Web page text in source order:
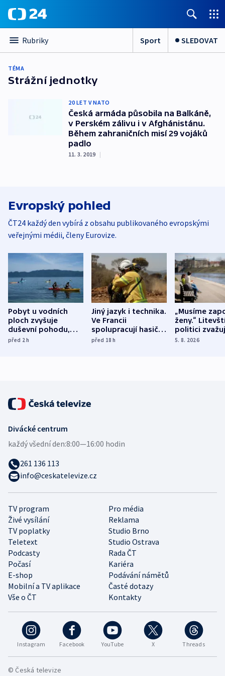
Rubriky Sport SLEDOVAT
TÉMA
Strážní jednotky
20 LET V NATO
Česká armáda působila na Balkáně,
v Perském zálivu i v Afghánistánu.
Během zahraničních misí 29 vojáků
padlo
11. 3. 2019 |
Evropský pohled
ČT24 každý den vybírá z obsahu publikovaného evropskými
veřejnými médii, členy Eurovize.
Pobyt u vodních
ploch zvyšuje
duševní pohodu,
ukázala
před 2h
Jiný jazyk i technika.
Ve Francii
spolupracují hasiči z
různých zemí
před 18h
„Musíme
ženy.“
politici
dohodu o
5. 8. 2026
Instagram Facebook YouTube X Threads
TV program
Pro média
Živé vysílání
Reklama
TV poplatky
Studio Brno
Teletext
Studio Ostrava
Podcasty
Rada ČT
Počasí
Kariéra
E-shop
Podávání námětů
Mobilní a TV aplikace
Časté dotazy
Vše o ČT
Kontakty
Divácké centrum
každý všední den:8:00—16:00 hodin
261 136 113
info@ceskatelevize.cz
© Česká televize